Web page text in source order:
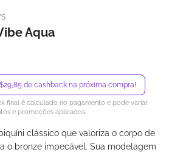
Aqua
de cashback na próxima compra!
final é calculado no pagamento e pode variar
e promoções aplicados.
clássico que valoriza o corpo de
o bronze impecável. Sua modelagem